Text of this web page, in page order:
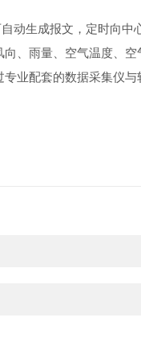
生成报文，定时向中
雨量、空气温度、空
业配套的数据采集仪与